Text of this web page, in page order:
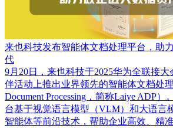
来也科技发布智能体文档处理平台，助
代
9月20日，来也科技于2025华为全联接
伴活动上推出业界领先的智能体文档处
Document Processing，简称Laiye ADP
台基于视觉语言模型（VLM）和大语言
智能体等前沿技术，帮助企业高效、精